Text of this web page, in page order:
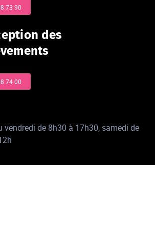
73 90
des
74 00
vendredi de 8h30 à 17h30, samedi de